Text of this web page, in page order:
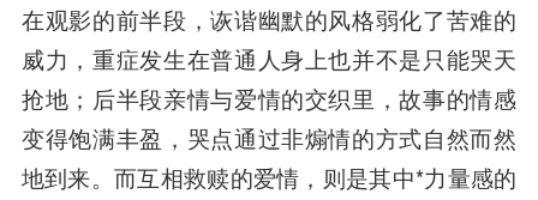
在观影的前半段，诙谐幽默的风格弱化了苦难的
威力，重症发生在普通人身上也并不是只能哭天
抢地；后半段亲情与爱情的交织里，故事的情感
变得饱满丰盈，哭点通过非煽情的方式自然而然
地到来。而互相救赎的爱情，则是其中*力量感的